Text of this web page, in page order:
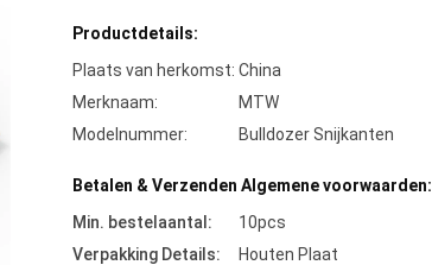
Productdetails:
Plaats van herkomst: China
Merknaam:
MTW
Modelnummer:
Bulldozer Snijkanten
Betalen & Verzenden Algemene voorwaarden:
Min. bestelaantal:
10pcs
Verpakking Details:
Houten Plaat